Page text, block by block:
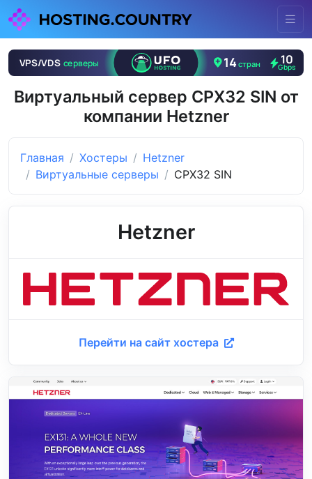
Виртуальный сервер CPX32 SIN от
компании Hetzner
Главная Хостеры
Hetzner
Виртуальные серверы
CPX32 SIN
Hetzner
Перейти на сайт хостера